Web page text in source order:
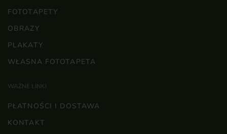
FOTOTAPETY
OBRAZY
PLAKATY
WŁASNA FOTOTAPETA
WAŻNE LINKI
PŁATNOŚCI I DOSTAWA
KONTAKT